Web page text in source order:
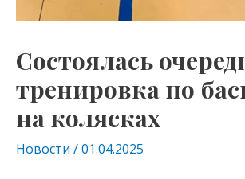
Состоялась
тренировка по
на колясках
Новости /01.04.2025